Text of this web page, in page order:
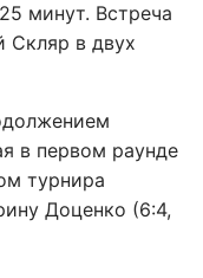
минут. Встреча
Скляр в двух
в первом раунде
турнира
Доценко (6:4,